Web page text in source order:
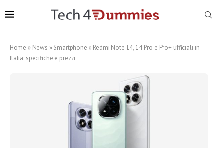
Home » News » Smartphone » Redmi Note 14, 14 Pro e Pro+ ufficiali in
Italia: specifiche e prezzi